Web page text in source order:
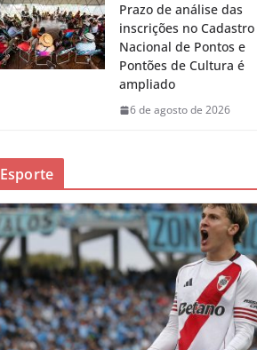
Prazo de análise das
inscrições no Cadastro
Nacional de Pontos e
Pontões de Cultura é
ampliado
6 de agosto de 2026
Esporte